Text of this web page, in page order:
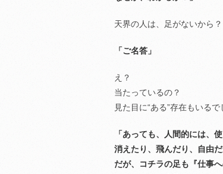
天界の人は、足がないから？
「ご名答」
え？
当たっているの？
見た目に“ある”存在もいるで
「あっても、人間的には、
消えたり、飛んだり、自由だ
だが、コチラの足も『仕事